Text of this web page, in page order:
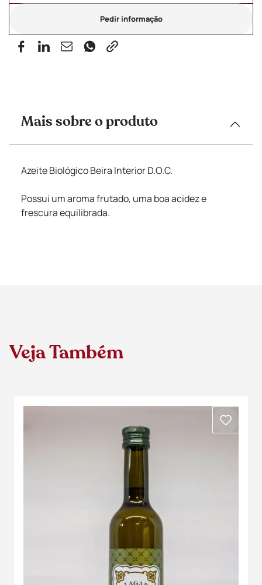
Pedir informação
Mais sobre o produto
Azeite Biológico Beira Interior D.O.C.
Possui um aroma frutado, uma boa acidez e
frescura equilibrada.
Veja Também